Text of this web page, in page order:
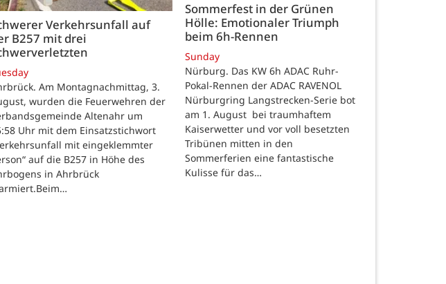
Verkehrsunfall auf
B257 mit drei
Am Montagnachmittag, 3.
wurden die Feuerwehren der
Altenahr um
Uhr mit dem Einsatzstichwort
mit eingeklemmter
auf die B257 in Höhe des
in Ahrbrück
Sommerfest in der Grünen
Hölle: Emotionaler Triumph
beim 6h-Rennen
Sunday
Nürburg. Das KW 6h ADAC Ruhr-
Pokal-Rennen der ADAC RAVENOL
Nürburgring Langstrecken-Serie bot
am 1. August bei traumhaftem
Kaiserwetter und vor voll besetzten
Tribünen mitten in den
Sommerferien eine fantastische
Kulisse für das…